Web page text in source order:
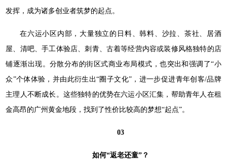
发挥，成为诸多创业者筑梦的起点。
在六运小区内部，大量独立的日料、韩料、沙拉、茶社、居酒
屋、清吧、手工体验店、刺青、古着等经营内容或装修风格独特的店
铺逐渐出现。分散分布的街区式商业布局模式，也突出和强调了“小
众”个体体验，并由此衍生出“圈子文化”，进一步促进青年创客/品牌
主理人不断成长。这些独特的优势在六运小区汇集，帮助青年人在租
金高昂的广州黄金地段，找到了性价比较高的梦想“起点”。
03
如何“返老还童”？